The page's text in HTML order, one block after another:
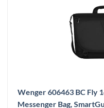
Wenger 606463 BC Fly
Messenger Bag,